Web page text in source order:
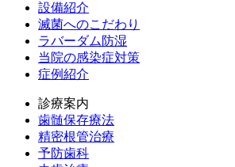
設備紹介
滅菌へのこだわり
ラバーダム防湿
当院の感染症対策
症例紹介
診療案内
歯髄保存療法
精密根管治療
予防歯科